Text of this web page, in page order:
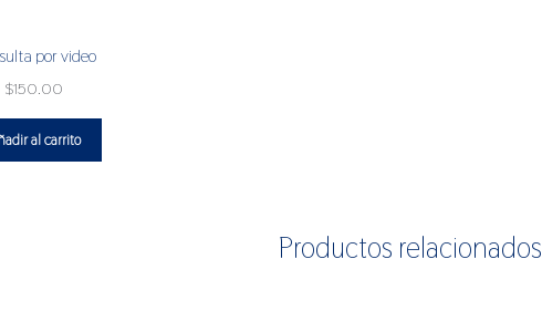
por video
$150.00
al carrito
Productos relacionados